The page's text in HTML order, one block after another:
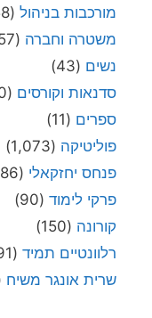
מורכבות בניהול (1,258)
משטרה וחברה (57)
נשים (43)
סדנאות וקורסים (10)
ספרים (11)
פוליטיקה (1,073)
פנחס יחזקאלי (1,986)
פרקי לימוד (90)
קורונה (150)
רלוונטיים תמיד (4,091)
שרית אונגר משיח